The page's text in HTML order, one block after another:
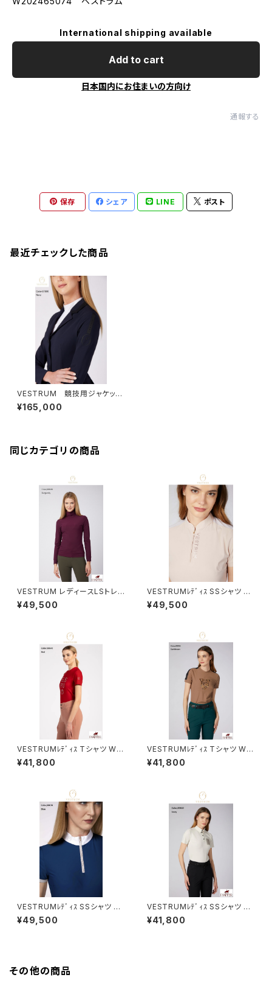
International shipping available
Add to cart
日本国内にお住まいの方向け
通報する
保存 シェア LINE ポスト
最近チェックした商品
VESTRUM 競技用ジャケッ
ト アレクサンドリア レディー
ス
¥165,000
同じカテゴリの商品
VESTRUM レディースLSトレ
ーニングトップス W65836000
2
¥49,500
VESTRUMﾚﾃﾞｨｽ SSシャツ W
633760002
¥49,500
VESTRUMﾚﾃﾞｨｽ Tシャツ W6
33860002
¥41,800
VESTRUMﾚﾃﾞｨｽ Tシャツ W6
33960002
¥41,800
VESTRUMﾚﾃﾞｨｽ SSシャツ W
460065012
¥49,500
VESTRUMﾚﾃﾞｨｽ SSシャツ W
634060002
¥41,800
その他の商品